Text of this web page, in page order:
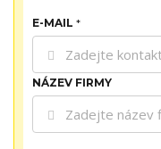
E-MAIL *
NÁZEV FIRMY